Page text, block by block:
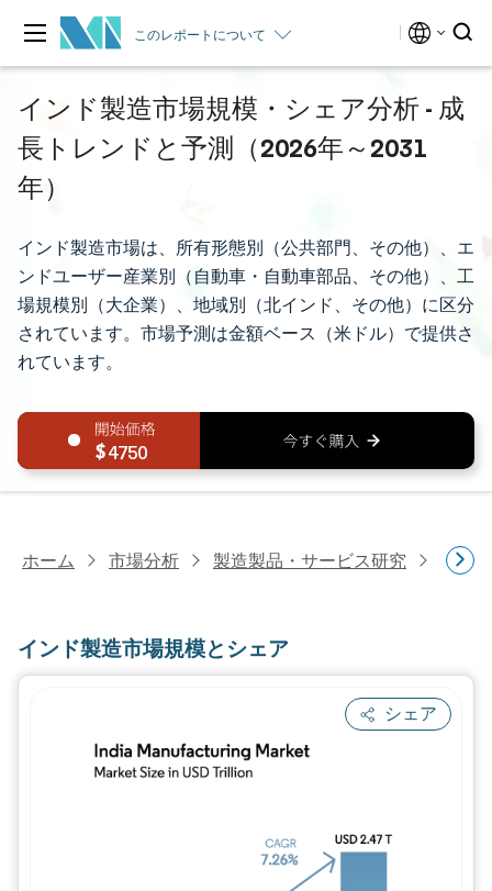
このレポートについて
インド製造市場規模・シェア分析 - 成
長トレンドと予測（2026年～2031
年）
インド製造市場は、所有形態別（公共部門、その他）、エ
ンドユーザー産業別（自動車・自動車部品、その他）、工
場規模別（大企業）、地域別（北インド、その他）に区分
されています。市場予測は金額ベース（米ドル）で提供さ
れています。
4750
ホーム 市場分析 製造製品・サービス研究 一般
インド製造市場規模とシェア
シェア